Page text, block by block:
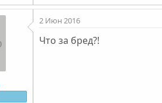
2 Июн 2016
Что за бред?!